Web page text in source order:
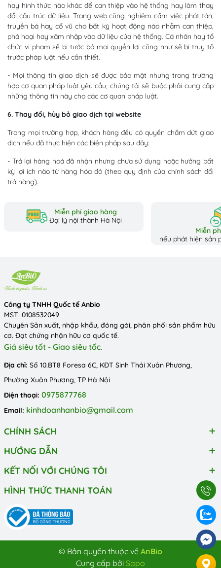
hay hình thức nào khác để can thiệp vào hệ thống hay làm thay
đổi cấu trúc dữ liệu. Trang web cũng nghiêm cấm việc phát tán,
truyền bá hay cổ vũ cho bất kỳ hoạt động nào nhằm can thiệp,
phá hoại hay xâm nhập vào dữ liệu của hệ thống. Cá nhân hay tổ
chức vi phạm sẽ bị tước bỏ mọi quyền lợi cũng như sẽ bị truy tố
trước pháp luật nếu cần thiết.
- Mọi thông tin giao dịch sẽ được bảo mật nhưng trong trường
hợp cơ quan pháp luật yêu cầu, chúng tôi sẽ buộc phải cung cấp
những thông tin này cho các cơ quan pháp luật.
6. Thay đổi, hủy bỏ giao dịch tại website
Trong mọi trường hợp, khách hàng đều có quyền chấm dứt giao
dịch nếu đã thực hiện các biện pháp sau đây:
- Trả lại hàng hoá đã nhận nhưng chưa sử dụng hoặc hưởng bất
kỳ lợi ích nào từ hàng hóa đó (theo quy định của chính sách đổi
trả hàng).
Miễn phí giao hàng
Đại lý nội thành Hà Nội
Miễn
nếu phát hiện sản
Công ty TNHH Quốc tế Anbio
MST: 0108532049
Chuyên Sản xuất, nhập khẩu, đóng gói, phân phối sản phẩm hữu
cơ. Đạt chứng nhận hữu cơ quốc tế.
Giá siêu tốt - Giao siêu tốc.
Địa chỉ: Số 10.BT8 Foresa 6C, KĐT Sinh Thái Xuân Phương,
Phường Xuân Phương, TP Hà Nội
Điện thoại: 0975877768
Email: kinhdoanhanbio@gmail.com
CHÍNH SÁCH
HƯỚNG DẪN
KẾT NỐI VỚI CHÚNG TÔI
HÌNH THỨC THANH TOÁN
© Bản quyền thuộc về AnBio
Cung cấp bởi Sapo